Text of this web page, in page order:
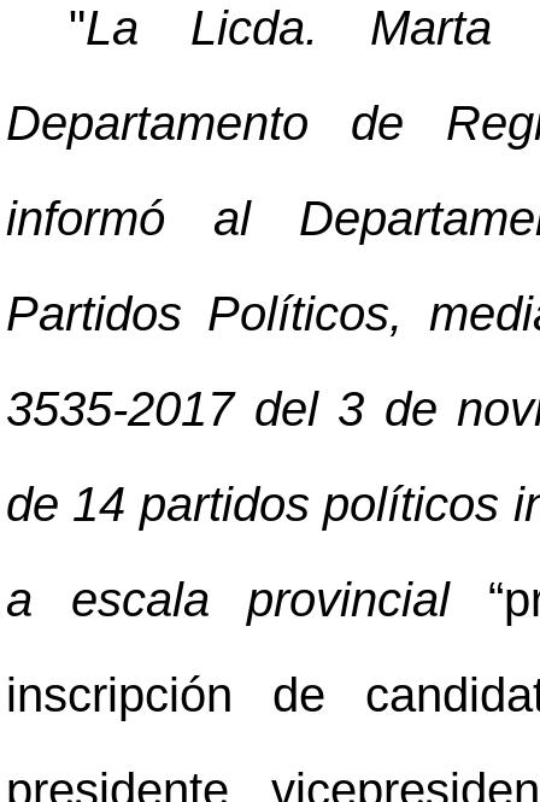
"La Licda. Marta
Departamento de
informó al
Partidos Políticos,
3535-2017 del 3 de
de 14 partidos políticos
a escala provincial
inscripción de
presidente,